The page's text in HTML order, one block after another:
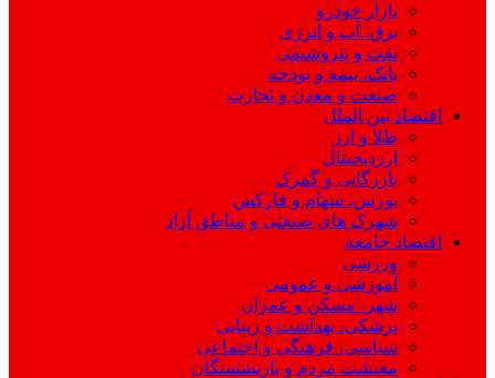
بازار خودرو
برق، آب و انرژی
نفت و پتروشیمی
بانک، بیمه و بودجه
صنعت و معدن و تجارت
اقتصاد بین الملل
طلا و ارز
ارزدیجیتال
بازرگانی و گمرک
بورس، سهام و فارکس
شهرک های صنعتی و مناطق آزاد
اقتصاد جامعه
ورزشی
آموزشی و عمومی
شهر، مسکن و عمران
پزشکی، بهداشت و زیبایی
سیاسی، فرهنگی و اجتماعی
معیشت مردم و بازنشستگان